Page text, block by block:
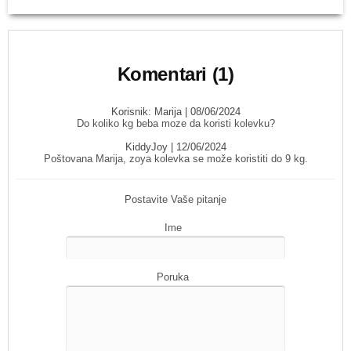
Komentari (1)
Korisnik: Marija| 08/06/2024
Do koliko kg beba moze da koristi kolevku?
KiddyJoy | 12/06/2024
Poštovana Marija, zoya kolevka se može koristiti do 9 kg.
Postavite Vaše pitanje
Ime
Poruka